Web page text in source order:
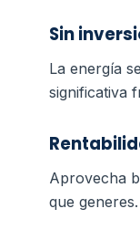
Sin
La energía
significativa
Aprovecha
que generes.